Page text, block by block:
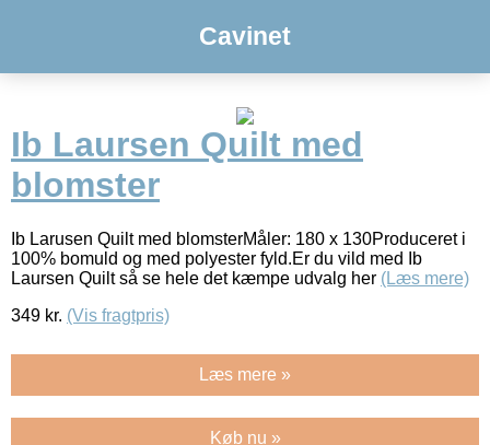
Cavinet
Ib Laursen Quilt med
blomster
Ib Larusen Quilt med blomsterMåler: 180 x 130Produceret i
100% bomuld og med polyester fyld.Er du vild med Ib
Laursen Quilt så se hele det kæmpe udvalg her (Læs mere)
349 kr. (Vis fragtpris)
Læs mere »
Køb nu »